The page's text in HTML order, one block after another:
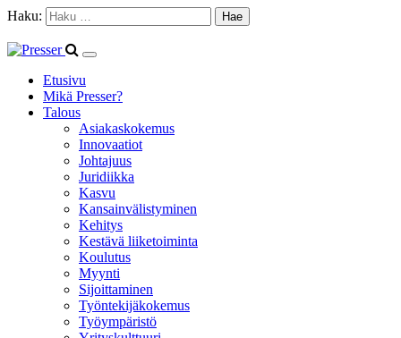
Haku:
Etusivu
Mikä Presser?
Talous
Asiakaskokemus
Innovaatiot
Johtajuus
Juridiikka
Kasvu
Kansainvälistyminen
Kehitys
Kestävä liiketoiminta
Koulutus
Myynti
Sijoittaminen
Työntekijäkokemus
Työympäristö